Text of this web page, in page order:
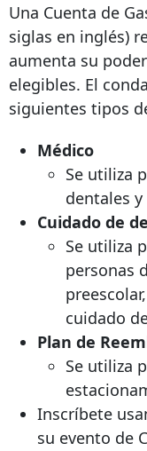
Una Cuenta de
siglas en inglés)
aumenta su
elegibles. El
siguientes tipos
Médico
Se utiliza
dentales
Cuidado de
Se utiliza
personas
cuidado
Plan de
Se utiliza
Inscríbete
su evento de